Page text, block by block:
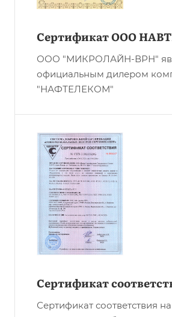
Сертификат ООО
ООО "МИКРОЛАЙН-ВРН"
официальным дилером
"НАФТЕЛЕКОМ"
Сертификат
Сертификат соответствия